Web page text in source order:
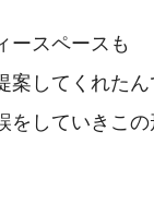
ースペースも
案してくれたん
をしていき この